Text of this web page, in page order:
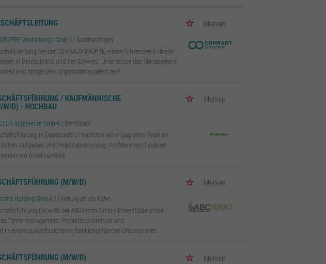
Merken
Verwaltungs GmbH / Gottmadingen
bei der CONRADYGRUPPE, einem führenden Anbieter
in Deutschland und der Schweiz. Unterstütze das Management
und bringe dein Organisationstalent ein!
/ KAUFMÄNNISCHE
W/D) - HOCHBAU
Merken
Ingenieure GmbH / Darmstadt
in Darmstadt! Unterstütze ein engagiertes Team im
Aufgaben und Projektabrechnung. Profitiere von flexiblen
Arbeitsumfeld.
(M/W/D) Merken
Holding GmbH / Limburg an der Lahn
(m/w/d) bei ABC-Immo GmbH. Unterstütze unser
Terminmanagement, Projektkoordination und
in einem zukunftssicheren, familiengeführten Unternehmen.
(M/W/D) Merken